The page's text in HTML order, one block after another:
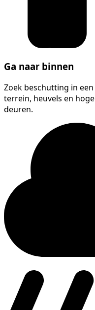
Ga naar binnen
Zoek beschutting in
terrein, heuvels en
deuren.